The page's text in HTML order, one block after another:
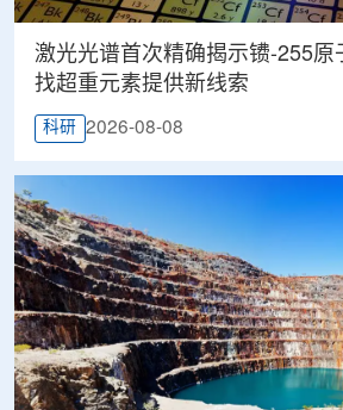
激光光谱首次精确揭示镄-255原
找超重元素提供新线索
科研 2026-08-08